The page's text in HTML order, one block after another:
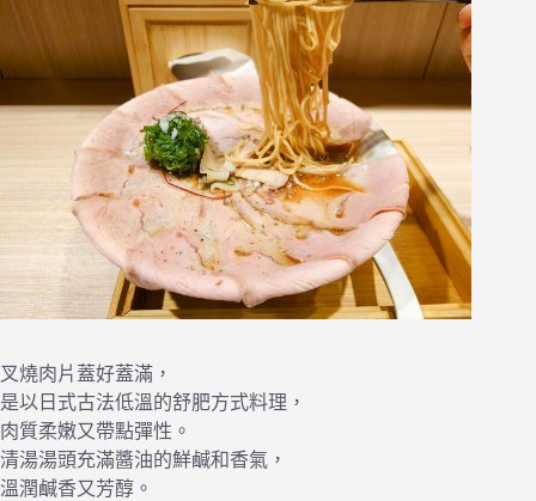
叉燒肉片蓋好蓋滿，
是以日式古法低溫的舒肥方式料理，
肉質柔嫩又帶點彈性。
清湯湯頭充滿醬油的鮮鹹和香氣，
溫潤鹹香又芳醇。